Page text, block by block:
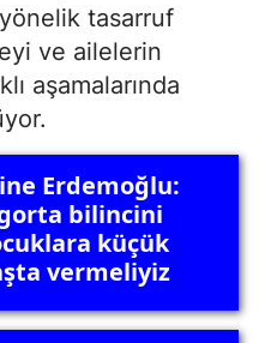
tasarruf
ve ailelerin
aşamalarında
Erdemoğlu:
bilincini
küçük
vermeliyiz